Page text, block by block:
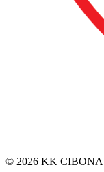
© 2026 KK